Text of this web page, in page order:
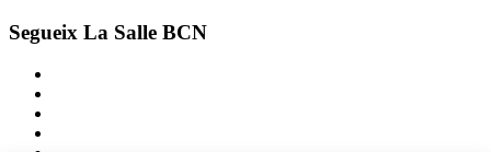
Segueix La Salle BCN